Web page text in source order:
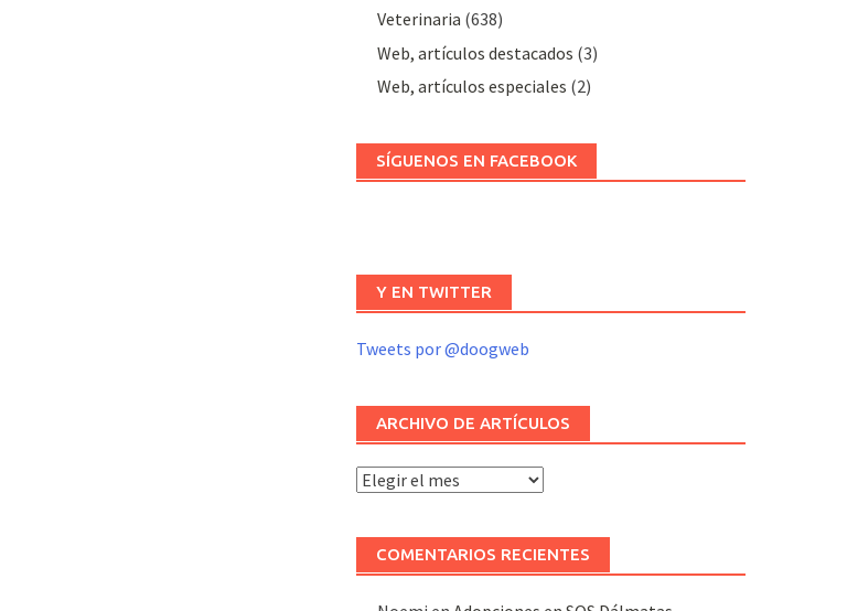
Veterinaria (638)
Web, artículos destacados (3)
Web, artículos especiales (2)
SÍGUENOS EN FACEBOOK
Y EN TWITTER
Tweets por @doogweb
ARCHIVO DE ARTÍCULOS
Archivo
artículos
COMENTARIOS RECIENTES